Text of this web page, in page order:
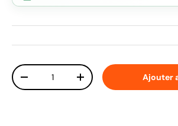
Qté
Diminuer la quantitéAugmenter la quantité
Ajouter